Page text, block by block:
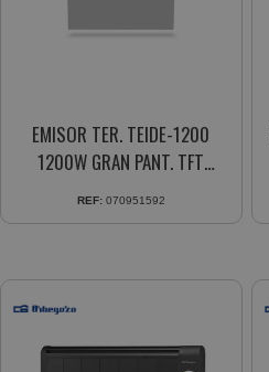
EMISOR TER. TEIDE-1200
1200W GRAN PANT. TFT
PROGR. DIARIA/SEMANAL
REF: 070951592